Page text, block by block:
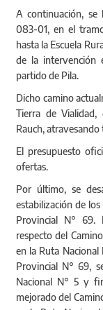
A continuación, se
083-01, en el
hasta la Escuela
de la intervención
partido de Pila.
Dicho camino
Tierra de Vialidad,
Rauch,
El presupuesto
ofertas.
Por último, se
estabilización de
Provincial N° 69.
respecto del
en la Ruta Nacional
Provincial N° 69,
Nacional N° 5 y
mejorado del